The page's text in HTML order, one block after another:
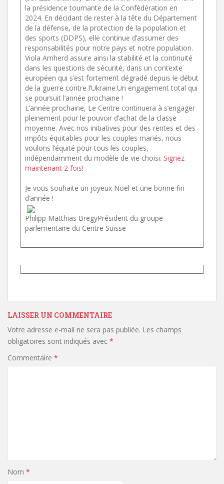
la présidence tournante de la Confédération en
2024. En décidant de rester à la tête du Département
de la défense, de la protection de la population et
des sports (DDPS), elle continue d’assumer des
responsabilités pour notre pays et notre population.
Viola Amherd assure ainsi la stabilité et la continuité
dans les questions de sécurité, dans un contexte
européen qui s’est fortement dégradé depuis le début
de la guerre contre l’Ukraine.Un engagement total qui
se poursuit l’année prochaine !
L’année prochaine, Le Centre continuera à s’engager
pleinement pour le pouvoir d’achat de la classe
moyenne. Avec nos initiatives pour des rentes et des
impôts équitables pour les couples mariés, nous
voulons l’équité pour tous les couples,
indépendamment du modèle de vie choisi. Signez
maintenant 2 fois!
Je vous souhaite un joyeux Noël et une bonne fin
d’année !
Philipp Matthias BregyPrésident du groupe
parlementaire du Centre Suisse
LAISSER UN COMMENTAIRE
Votre adresse e-mail ne sera pas publiée. Les champs
obligatoires sont indiqués avec *
Commentaire *
Nom *